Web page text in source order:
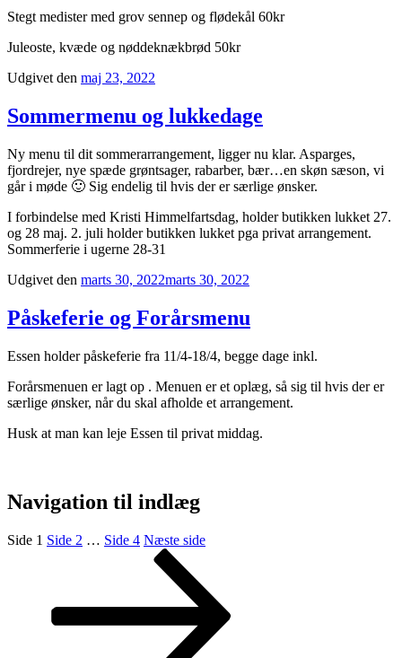
Stegt medister med grov sennep og flødekål 60kr
Juleoste, kvæde og nøddeknækbrød 50kr
Udgivet den maj 23, 2022
Sommermenu og lukkedage
Ny menu til dit sommerarrangement, ligger nu klar. Asparges,
fjordrejer, nye spæde grøntsager, rabarber, bær…en skøn sæson, vi
går i møde 🙂 Sig endelig til hvis der er særlige ønsker.
I forbindelse med Kristi Himmelfartsdag, holder butikken lukket 27.
og 28 maj. 2. juli holder butikken lukket pga privat arrangement.
Sommerferie i ugerne 28-31
Udgivet den marts 30, 2022marts 30, 2022
Påskeferie og Forårsmenu
Essen holder påskeferie fra 11/4-18/4, begge dage inkl.
Forårsmenuen er lagt op . Menuen er et oplæg, så sig til hvis der er
særlige ønsker, når du skal afholde et arrangement.
Husk at man kan leje Essen til privat middag.
Navigation til indlæg
Side 1 Side 2 … Side 4 Næste side